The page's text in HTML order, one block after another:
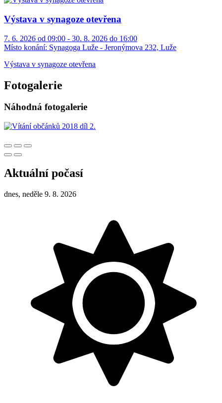
Výstava v synagoze otevřena
7. 6. 2026 od 09:00 - 30. 8. 2026 do 16:00
Místo konání: Synagoga Luže - Jeronýmova 232, Luže
Výstava v synagoze otevřena
Fotogalerie
Náhodná fotogalerie
Aktuální počasí
dnes, neděle 9. 8. 2026